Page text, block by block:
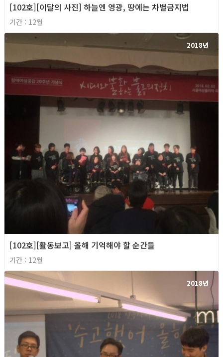
[102호][이달의 사진] 하늘엔 영광, 땅에는 차별금지법
기간 : 12월
2018년
[102호][활동보고] 올해 기억해야 할 순간들
기간 : 12월
2018년